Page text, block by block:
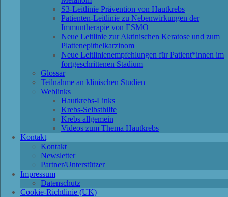
S3-Leitlinie Prävention von Hautkrebs
Patienten-Leitlinie zu Nebenwirkungen der
Immuntherapie von ESMO
Neue Leitlinie zur Aktinischen Keratose und zum
Plattenepithelkarzinom
Neue Leitlinienempfehlungen für Patient*innen im
fortgeschrittenen Stadium
Glossar
Teilnahme an klinischen Studien
Weblinks
Hautkrebs-Links
Krebs-Selbsthilfe
Krebs allgemein
Videos zum Thema Hautkrebs
Kontakt
Kontakt
Newsletter
Partner/Unterstützer
Impressum
Datenschutz
Cookie-Richtlinie (UK)